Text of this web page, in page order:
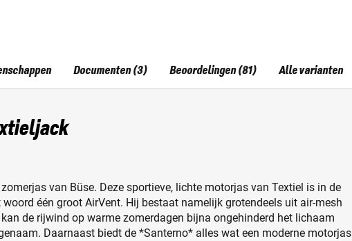
van Büse. Deze sportieve, lichte motorjas van Textiel is in de
woord één groot AirVent. Hij bestaat namelijk grotendeels uit air-mesh
de rijwind op warme zomerdagen bijna ongehinderd het lichaam
Daarnaast biedt de *Santerno* alles wat een moderne motorjas
Documenten (3) Beoordelingen (81) Alle varianten